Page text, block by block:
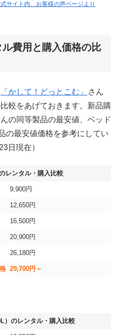
サイト内、お客様の声ページより
費用と購入価格の比
「かして！どっとこむ」
さん
較をあげておきます。新品購
の同等製品の最安値、ベッド
の最安値価格を参考にしてい
日現在）
レンタル・購入比較
9,900円
12,650円
16,500円
20,900円
26,180円
29,700円～
）のレンタル・購入比較